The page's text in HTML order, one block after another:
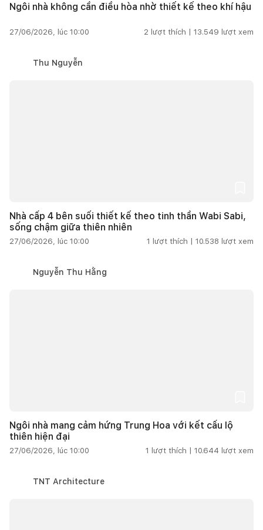
Ngôi nhà không cần điều hòa nhờ thiết kế theo khí hậu
27/06/2026, lúc 10:00 2 lượt thích | 13.549 lượt xem
Thu Nguyễn
Nhà cấp 4 bên suối thiết kế theo tinh thần Wabi Sabi,
sống chậm giữa thiên nhiên
27/06/2026, lúc 10:00 1 lượt thích | 10.538 lượt xem
Nguyễn Thu Hằng
Ngôi nhà mang cảm hứng Trung Hoa với kết cấu lộ
thiên hiện đại
27/06/2026, lúc 10:00 1 lượt thích | 10.644 lượt xem
TNT Architecture